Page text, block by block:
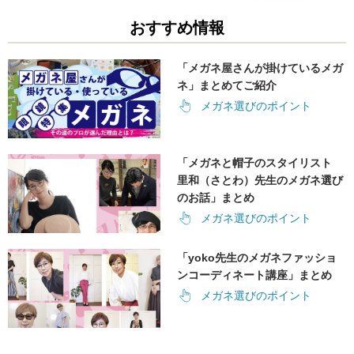
おすすめ情報
「メガネ屋さんが掛けているメガ
ネ」まとめてご紹介
メガネ選びのポイント
「メガネと帽子のスタイリスト
里和（さとわ）先生のメガネ選び
のお話」まとめ
メガネ選びのポイント
「yoko先生のメガネファッショ
ンコーディネート講座」まとめ
メガネ選びのポイント